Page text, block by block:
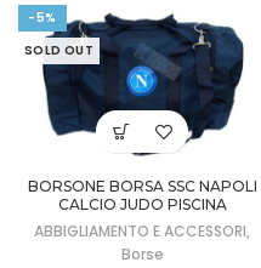
-5%
SOLD OUT
BORSONE BORSA SSC NAPOLI
CALCIO JUDO PISCINA
PRODOTTO UFFICIALE ENZO
CASTELLANO
ABBIGLIAMENTO E ACCESSORI,
Borse